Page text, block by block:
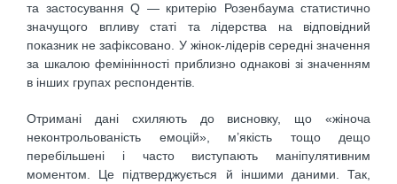
та застосування Q — критерію Розенбаума статистично
значущого впливу статі та лідерства на відповідний
показник не зафіксовано. У жінок-лідерів середні значення
за шкалою фемінінності приблизно однакові зі значенням
в інших групах респондентів.
Отримані дані схиляють до висновку, що «жіноча
неконтрольованість емоцій», м’якість тощо дещо
перебільшені і часто виступають маніпулятивним
моментом. Це підтверджується й іншими даними. Так,